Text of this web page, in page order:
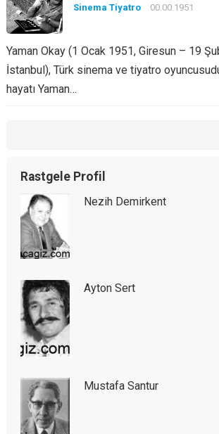
Sinema Tiyatro 00.00.1951
Yaman Okay (1 Ocak 1951, Giresun – 19
İstanbul), Türk sinema ve tiyatro
hayatı Yaman…
Rastgele Profil
Nezih Demirkent
Ayton Sert
Mustafa Santur